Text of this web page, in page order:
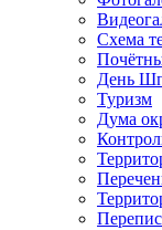
Схема
День
Туризм
Дума